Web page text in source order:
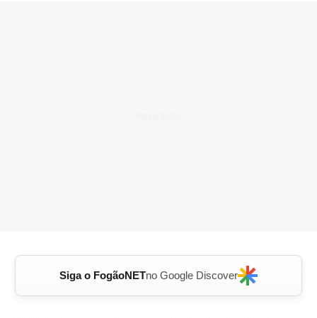
Siga o FogãoNETno Google Discover